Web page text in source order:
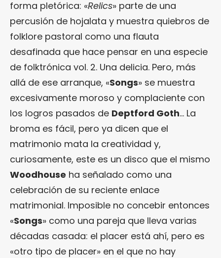
forma pletórica: «Relics» parte de una
percusión de hojalata y muestra quiebros de
folklore pastoral como una flauta
desafinada que hace pensar en una especie
de folktrónica vol. 2. Una delicia. Pero, más
allá de ese arranque, «Songs» se muestra
excesivamente moroso y complaciente con
los logros pasados de Deptford Goth… La
broma es fácil, pero ya dicen que el
matrimonio mata la creatividad y,
curiosamente, este es un disco que el mismo
Woodhouse ha señalado como una
celebración de su reciente enlace
matrimonial. Imposible no concebir entonces
«Songs» como una pareja que lleva varias
décadas casada: el placer está ahí, pero es
«otro tipo de placer» en el que no hay